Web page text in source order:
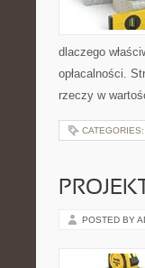
dlaczego
opłacalności.
rzeczy w
CATEGORIES:
POSTED BY